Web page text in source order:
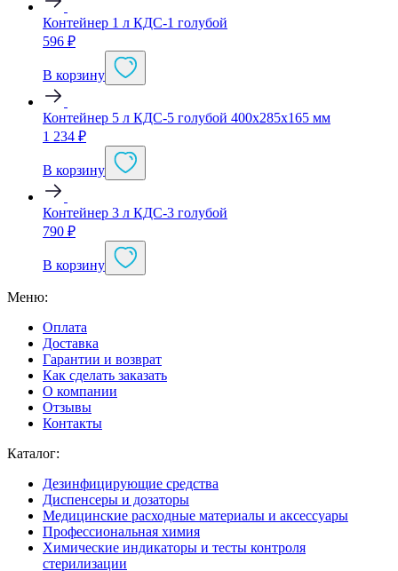
Контейнер 1 л КДС-1 голубой
596 ₽
В корзину
Контейнер 5 л КДС-5 голубой 400х285х165 мм
1 234 ₽
В корзину
Контейнер 3 л КДС-3 голубой
790 ₽
В корзину
Меню:
Оплата
Доставка
Гарантии и возврат
Как сделать заказать
О компании
Отзывы
Контакты
Каталог:
Дезинфицирующие средства
Диспенсеры и дозаторы
Медицинские расходные материалы и аксессуары
Профессиональная химия
Химические индикаторы и тесты контроля
стерилизации